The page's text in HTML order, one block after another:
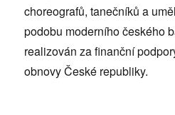
choreografů, tanečníků a
podobu moderního českého
realizován za finanční
obnovy České republiky.